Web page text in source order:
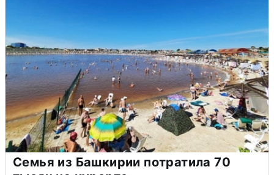
Семья из Башкирии потратила 70